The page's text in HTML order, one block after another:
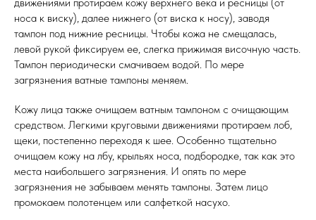
носа к виску), далее нижнего (от виска к носу), заводя
тампон под нижние ресницы. Чтобы кожа не смещалась,
левой рукой фиксируем ее, слегка прижимая височную часть.
Тампон периодически смачиваем водой. По мере
загрязнения ватные тампоны меняем.
Кожу лица также очищаем ватным тампоном с очищающим
средством. Легкими круговыми движениями протираем лоб,
щеки, постепенно переходя к шее. Особенно тщательно
очищаем кожу на лбу, крыльях носа, подбородке, так как это
места наибольшего загрязнения. И опять по мере
загрязнения не забываем менять тампоны. Затем лицо
промокаем полотенцем или салфеткой насухо.